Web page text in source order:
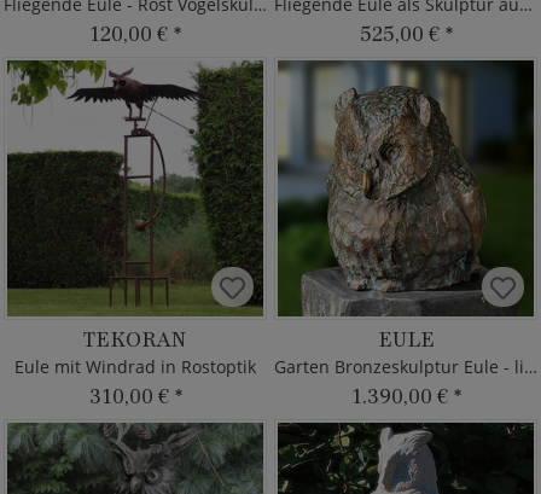
120,00 € * 525,00 € *
TEKORAN
Eule mit Windrad in Rostoptik
310,00 € *
EULE
Garten Bronzeskulptur Eule - limitiert
1.390,00 € *